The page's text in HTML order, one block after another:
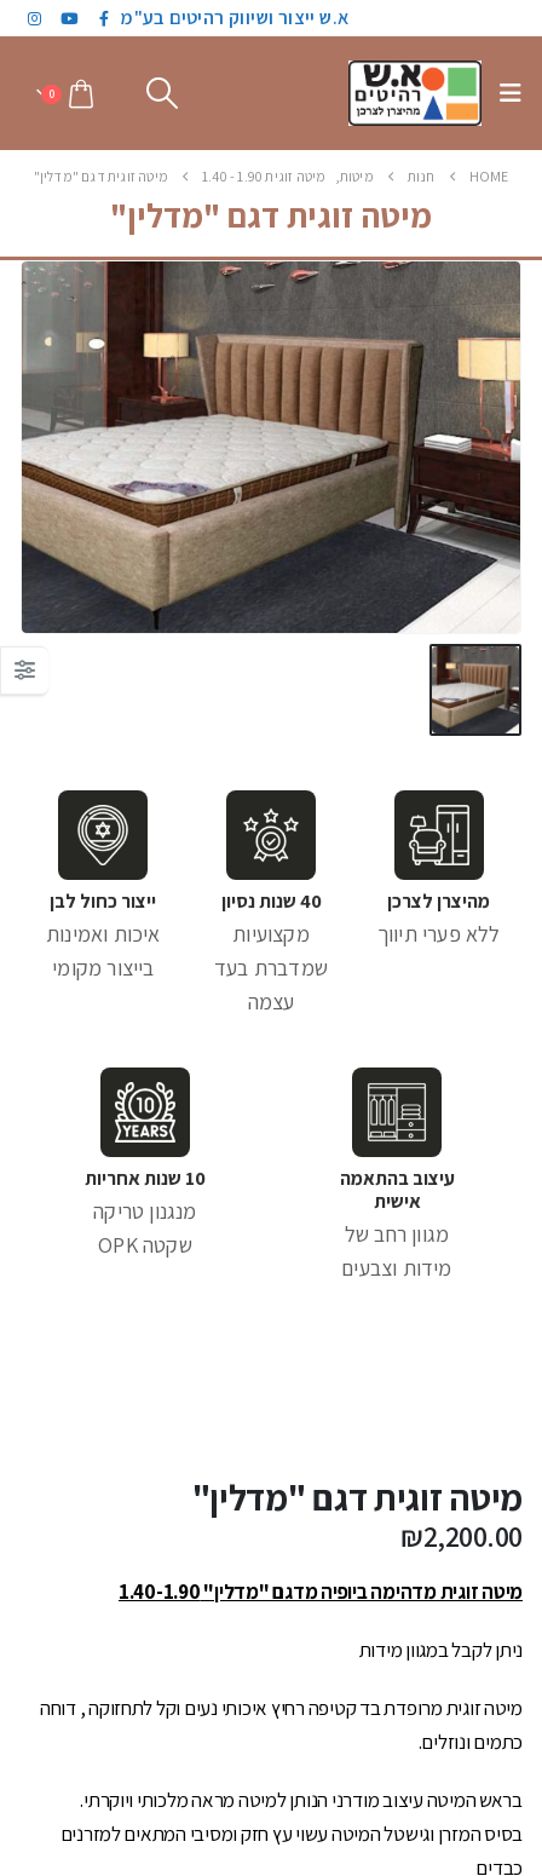
א.ש ייצור ושיווק רהיטים בע"מ
0
HOME חנות מיטות מיטה זוגית 1.90 - 1.40 מיטה זוגית דגם "מדלין"
מיטה זוגית דגם "מדלין"
מהיצרן לצרכן
ללא פערי תיווך
40 שנות נסיון
מקצועיות
שמדברת בעד
עצמה
ייצור כחול לבן
איכות ואמינות
בייצור מקומי
עיצוב בהתאמה
אישית
מגוון רחב של
מידות וצבעים
10 שנות אחריות
מנגנון טריקה
שקטה OPK
מיטה זוגית דגם "מדלין"
₪2,200.00
מיטה זוגית מדהימה ביופיה מדגם "מדלין" 1.40-1.90
ניתן לקבל במגוון מידות
מיטה זוגית מרופדת בד קטיפה רחיץ איכותי נעים וקל לתחזוקה , דוחה
כתמים ונוזלים.
בראש המיטה עיצוב מודרני הנותן למיטה מראה מלכותי ויוקרתי.
בסיס המזרן וגישטל המיטה עשוי עץ חזק ומסיבי המתאים למזרנים
כבדים